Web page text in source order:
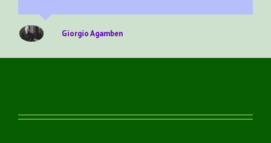
Giorgio Agamben